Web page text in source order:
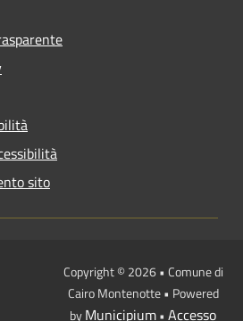
sito
Copyright © 2026 • Comune di
Cairo Montenotte • Powered
byMunicipium• Accesso